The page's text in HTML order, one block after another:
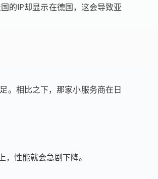
的IP却显示在德国，这会导致亚
。相比之下，那家小服务商在日
性能就会急剧下降。